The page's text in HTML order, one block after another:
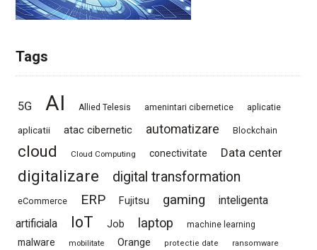
Tags
5G AI Allied Telesis amenintari cibernetice aplicatie
aplicatii atac cibernetic automatizare Blockchain
cloud Cloud Computing conectivitate Data center
digitalizare digital transformation
eCommerce ERP Fujitsu gaming
inteligenta
artificiala
IoT Job laptop machine learning
malware mobilitate Orange protectie date ransomware